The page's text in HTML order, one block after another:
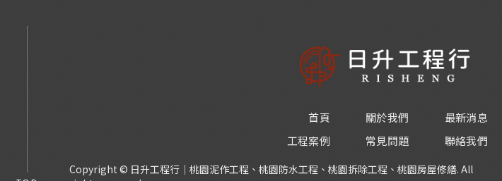
首頁 關於我們
最新消息
工程案例
常見問題 聯絡我們
Copyright © 日升工程行｜桃園泥作工程、桃園防水工程、桃園拆除工程、桃園房屋修繕. All